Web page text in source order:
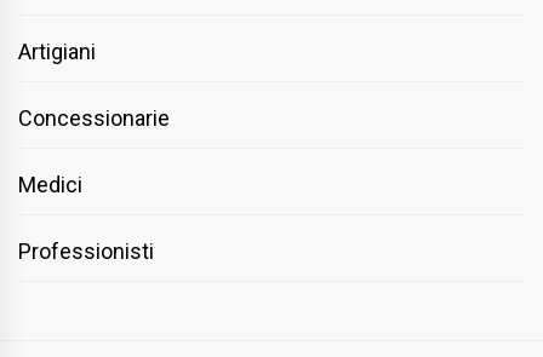
Artigiani
Concessionarie
Medici
Professionisti